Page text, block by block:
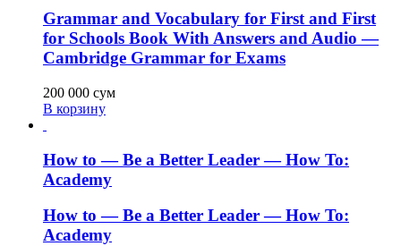
Grammar and Vocabulary for First and First
for Schools Book With Answers and Audio —
Cambridge Grammar for Exams
200 000 сум
В корзину
How to — Be a Better Leader — How To:
Academy
How to — Be a Better Leader — How To:
Academy